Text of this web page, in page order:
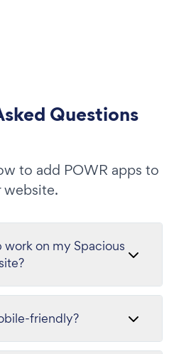
Questions
to add POWR apps to
website.
on my Spacious
friendly?